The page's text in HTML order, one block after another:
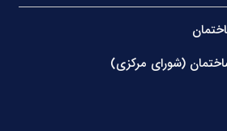
(شورای مرکزی)